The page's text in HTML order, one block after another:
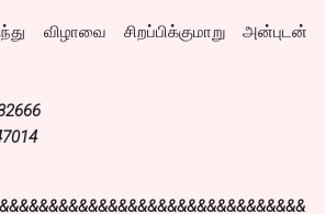
விழாவை சிறப்பிக்குமாறு அன்புடன்